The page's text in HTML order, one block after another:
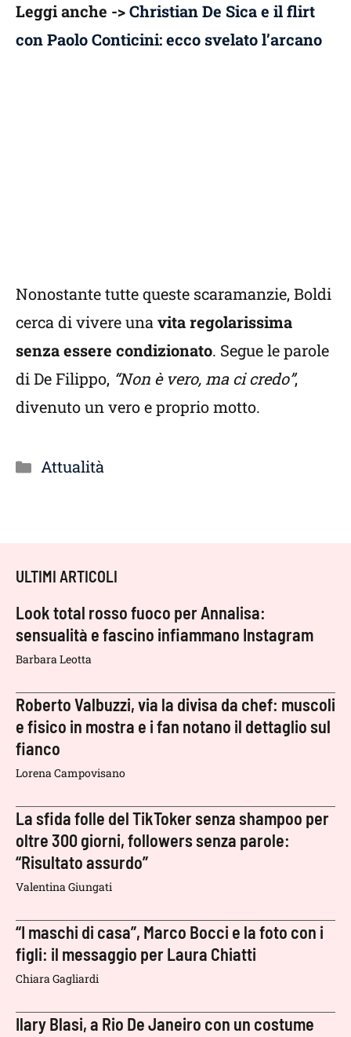
Leggi anche ->Christian De Sica e il flirt
con Paolo Conticini: ecco svelato l’arcano
Nonostante tutte queste scaramanzie, Boldi
cerca di vivere una vita regolarissima
senza essere condizionato. Segue le parole
di De Filippo, “Non è vero, ma ci credo”,
divenuto un vero e proprio motto.
Categorie
Attualità
ULTIMI ARTICOLI
Look total rosso fuoco per Annalisa:
sensualità e fascino infiammano Instagram
Barbara Leotta
Roberto Valbuzzi, via la divisa da chef: muscoli
e fisico in mostra e i fan notano il dettaglio sul
fianco
Lorena Campovisano
La sfida folle del TikToker senza shampoo per
oltre 300 giorni, followers senza parole:
“Risultato assurdo”
Valentina Giungati
“I maschi di casa”, Marco Bocci e la foto con i
figli: il messaggio per Laura Chiatti
Chiara Gagliardi
Ilary Blasi, a Rio De Janeiro con un costume